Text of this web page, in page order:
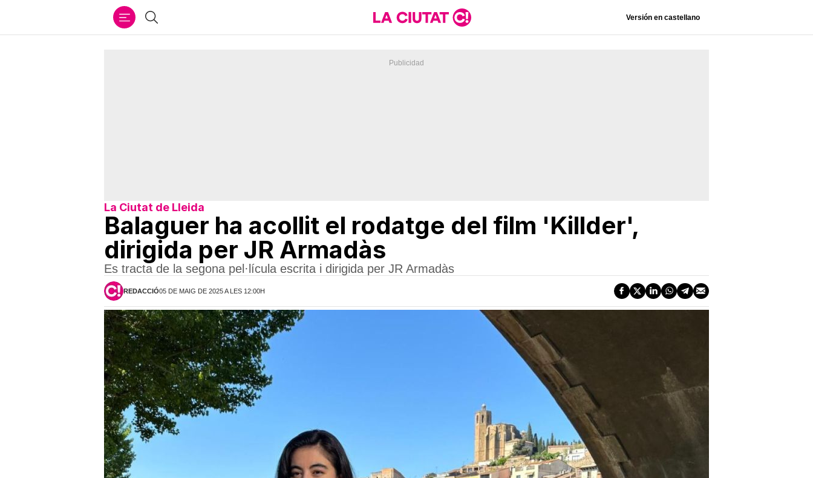
Cercar Versión en castellano
La Ciutat de Lleida
Balaguer ha acollit el rodatge del film 'Killder',
dirigida per JR Armadàs
Es tracta de la segona pel·lícula escrita i dirigida per JR Armadàs
REDACCIÓ05 DE MAIG DE 2025 A LES 12:00H